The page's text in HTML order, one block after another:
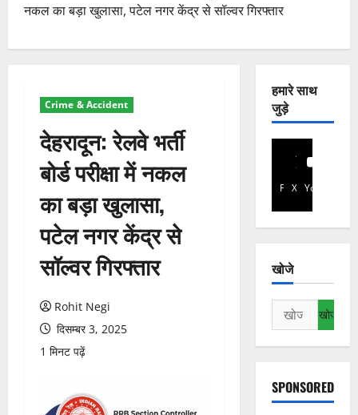
नकल का बड़ा खुलासा, पटेल नगर केंद्र से सॉल्वर गिरफ्तार
Crime & Accident
देहरादून: रेलवे भर्ती
बोर्ड परीक्षा में नकल
का बड़ा खुलासा,
पटेल नगर केंद्र से
सॉल्वर गिरफ्तार
Rohit Negi
दिसम्बर 3, 2025
1 मिनट पढ़ें
हमारे साथ
जुड़े
Facebook
X YouTube
खोजे
निम्न
को
खोजें:
SPONSORED